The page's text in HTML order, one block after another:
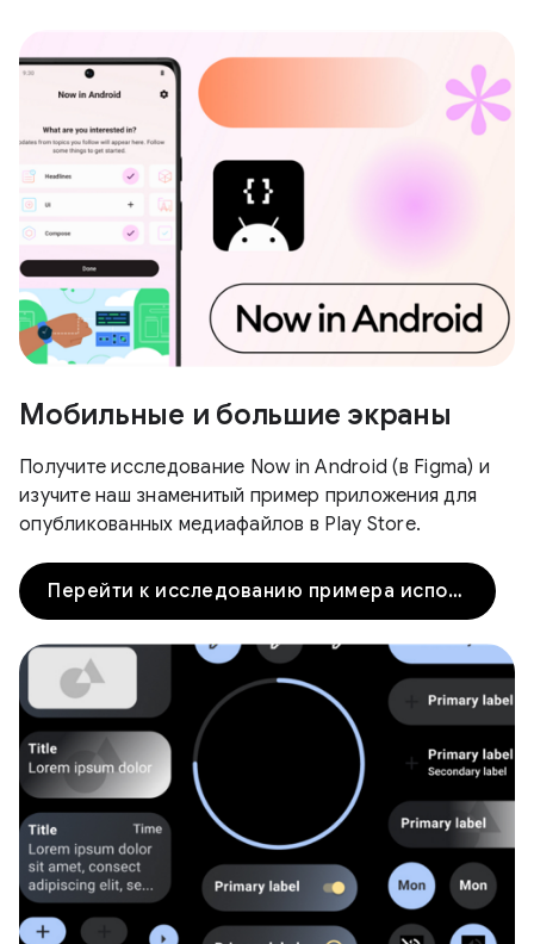
Мобильные и большие экраны
Получите исследование Now in Android (в Figma) и
изучите наш знаменитый пример приложения для
опубликованных медиафайлов в Play Store.
Перейти к исследованию примера использования Now in Android